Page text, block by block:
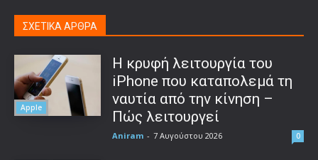
ΣΧΕΤΙΚΑ ΑΡΘΡΑ
Apple
Η κρυφή λειτουργία του
iPhone που καταπολεμά τη
ναυτία από την κίνηση –
Πώς λειτουργεί
Aniram - 7 Αυγούστου 2026 0